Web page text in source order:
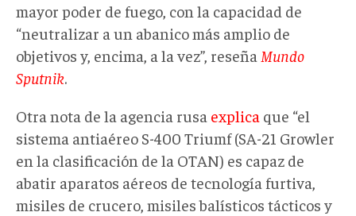
mayor poder de fuego, con la capacidad de
“neutralizar a un abanico más amplio de
objetivos y, encima, a la vez”, reseña Mundo
Sputnik.
Otra nota de la agencia rusa explica que “el
sistema antiaéreo S-400 Triumf (SA-21 Growler
en la clasificación de la OTAN) es capaz de
abatir aparatos aéreos de tecnología furtiva,
misiles de crucero, misiles balísticos tácticos y